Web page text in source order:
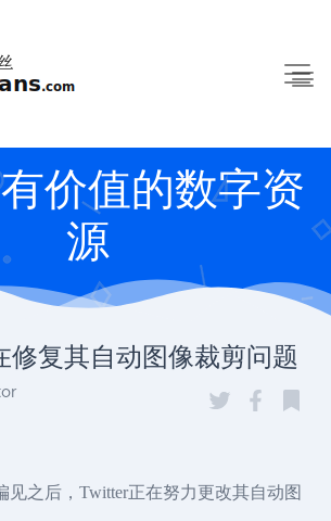
价值的数字资
源
复其自动图像裁剪问题
见之后，Twitter正在努力更改其自动图